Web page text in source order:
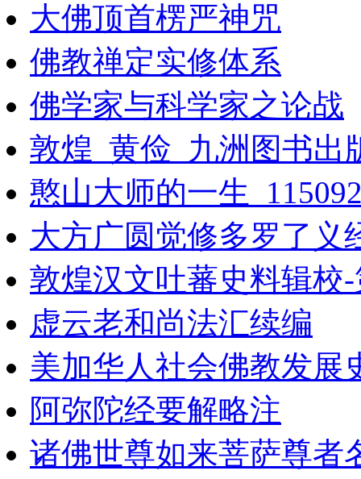
大佛顶首楞严神咒
佛教禅定实修体系
佛学家与科学家之论战
敦煌_黄俭_九洲图书出
憨山大师的一生
大方广圆觉修多罗了义
敦煌汉文吐蕃史料辑校
虚云老和尚法汇续编
美加华人社会佛教发展
阿弥陀经要解略注
诸佛世尊如来菩萨尊者